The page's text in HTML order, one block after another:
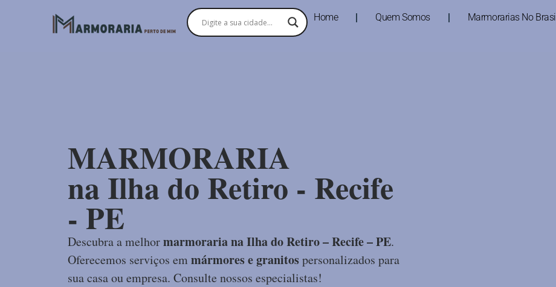
Home Quem Somos Marmorarias No Brasil
MARMORARIA
na Ilha do Retiro - Recife
- PE
Descubra a melhormarmoraria na Ilha do Retiro – Recife – PE.
Oferecemos serviços em mármores e granitos personalizados para
sua casa ou empresa. Consulte nossos especialistas!